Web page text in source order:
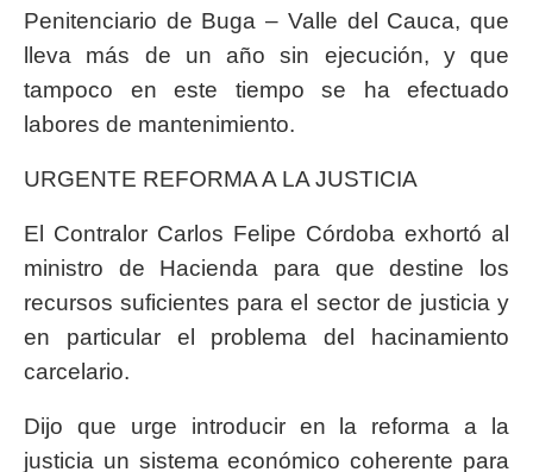
Penitenciario de Buga – Valle del Cauca, que
lleva más de un año sin ejecución, y que
tampoco en este tiempo se ha efectuado
labores de mantenimiento.
URGENTE REFORMA A LA JUSTICIA
El Contralor Carlos Felipe Córdoba exhortó al
ministro de Hacienda para que destine los
recursos suficientes para el sector de justicia y
en particular el problema del hacinamiento
carcelario.
Dijo que urge introducir en la reforma a la
justicia un sistema económico coherente para